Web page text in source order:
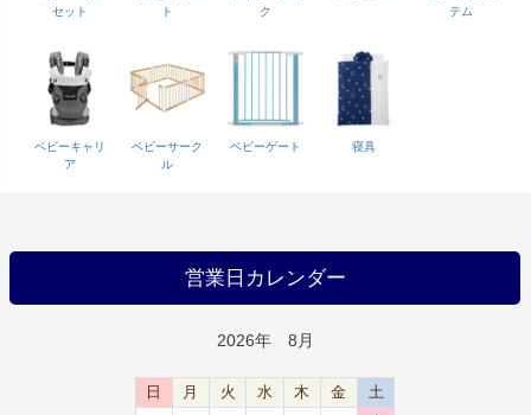
セット
ト
ク
テム
ベビーキャリ
ア
ベビーサーク
ル
ベビーゲート 寝具
営業日カレンダー
2026年 8月
日 月 火 水 木 金
土